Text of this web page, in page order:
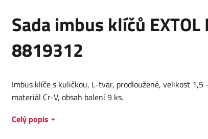
Sada imbus klíčů
8819312
Imbus klíče s kuličkou, L-tvar, prodloužené, velikost 1,5
materiál Cr-V, obsah balení 9 ks.
Celý popis